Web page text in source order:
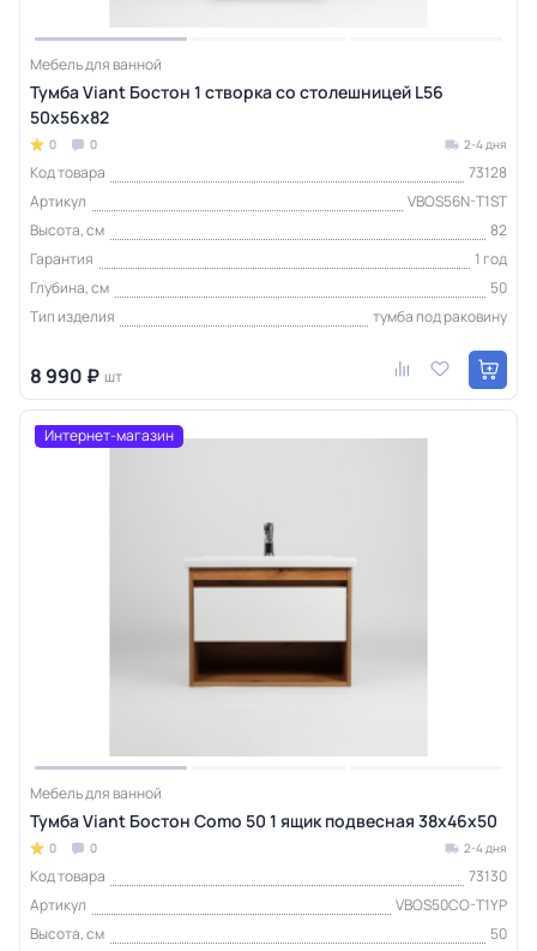
Мебель для ванной
Тумба Viant Бостон 1 створка со столешницей L56
50х56х82
0 0 2-4 дня
Код товара
73128
Артикул
VBOS56N-T1ST
Высота, см
82
Гарантия
1 год
Глубина, см
50
Тип изделия
тумба под раковину
8 990 ₽ шт
Интернет-магазин
Мебель для ванной
Тумба Viant Бостон Como 50 1 ящик подвесная 38х46х50
0 0 2-4 дня
Код товара
73130
Артикул
VBOS50CO-T1YP
Высота, см
50